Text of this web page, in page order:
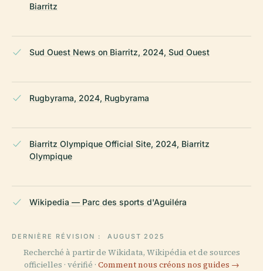
Biarritz
Sud Ouest News on Biarritz, 2024, Sud Ouest
Rugbyrama, 2024, Rugbyrama
Biarritz Olympique Official Site, 2024, Biarritz
Olympique
Wikipedia — Parc des sports d'Aguiléra
DERNIÈRE RÉVISION : AUGUST 2025
Recherché à partir de Wikidata, Wikipédia et de sources
officielles · vérifié · Comment nous créons nos guides →